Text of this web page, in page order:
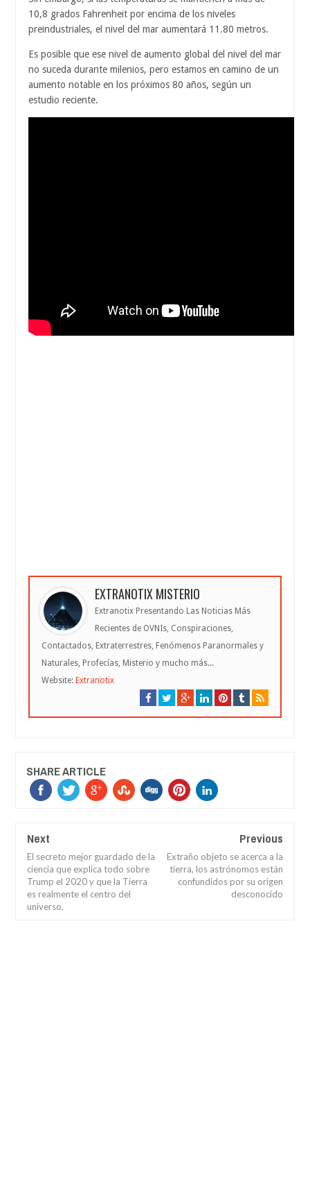
10,8 grados Fahrenheit por encima de los niveles
preindustriales, el nivel del mar aumentará 11.80 metros.
Es posible que ese nivel de aumento global del nivel del mar
no suceda durante milenios, pero estamos en camino de un
aumento notable en los próximos 80 años, según un
estudio reciente.
EXTRANOTIX MISTERIO
Extranotix Presentando Las Noticias Más
Recientes de OVNIs, Conspiraciones,
Contactados, Extraterrestres, Fenómenos Paranormales y
Naturales, Profecías, Misterio y mucho más...
Website: Extranotix
SHARE ARTICLE
Next
El secreto mejor guardado de la
ciencia que explica todo sobre
Trump el 2020 y que la Tierra
es realmente el centro del
universo.
Previous
Extraño objeto se acerca a la
tierra, los astrónomos están
confundidos por su origen
desconocido